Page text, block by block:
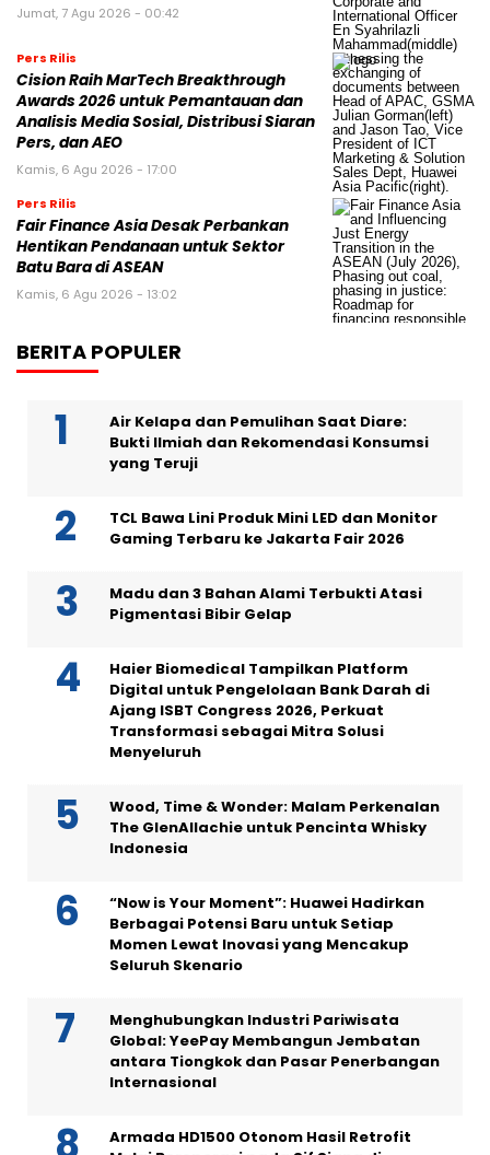
Jumat, 7 Agu 2026 - 00:42
Pers Rilis
Cision Raih MarTech Breakthrough
Awards 2026 untuk Pemantauan dan
Analisis Media Sosial, Distribusi Siaran
Pers, dan AEO
Kamis, 6 Agu 2026 - 17:00
Pers Rilis
Fair Finance Asia Desak Perbankan
Hentikan Pendanaan untuk Sektor
Batu Bara di ASEAN
Kamis, 6 Agu 2026 - 13:02
BERITA POPULER
Air Kelapa dan Pemulihan Saat Diare:
Bukti Ilmiah dan Rekomendasi Konsumsi
yang Teruji
TCL Bawa Lini Produk Mini LED dan Monitor
Gaming Terbaru ke Jakarta Fair 2026
Madu dan 3 Bahan Alami Terbukti Atasi
Pigmentasi Bibir Gelap
Haier Biomedical Tampilkan Platform
Digital untuk Pengelolaan Bank Darah di
Ajang ISBT Congress 2026, Perkuat
Transformasi sebagai Mitra Solusi
Menyeluruh
Wood, Time & Wonder: Malam Perkenalan
The GlenAllachie untuk Pencinta Whisky
Indonesia
“Now is Your Moment”: Huawei Hadirkan
Berbagai Potensi Baru untuk Setiap
Momen Lewat Inovasi yang Mencakup
Seluruh Skenario
Menghubungkan Industri Pariwisata
Global: YeePay Membangun Jembatan
antara Tiongkok dan Pasar Penerbangan
Internasional
Armada HD1500 Otonom Hasil Retrofit